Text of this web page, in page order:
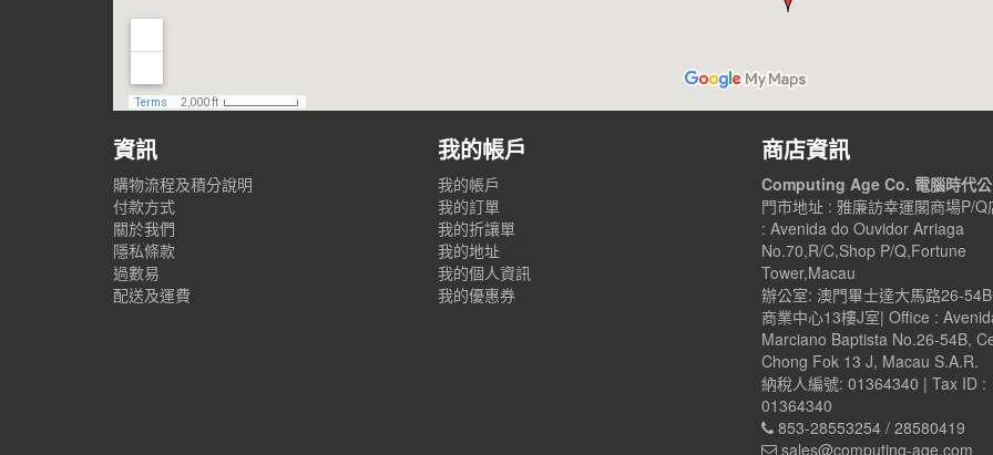
資訊
購物流程及積分說明
付款方式
關於我們
隱私條款
過數易
配送及運費
我的帳戶
我的帳戶
我的訂單
我的折讓單
我的地址
我的個人資訊
我的優惠券
商店資訊
Computing Age Co. 電腦時代
門市地址 : 雅廉訪幸運閣商場P/Q
: Avenida do Ouvidor Arriaga
No.70,R/C,Shop P/Q,Fortune
Tower,Macau
辦公室: 澳門畢士達大馬路26-
商業中心13樓J室| Office :
Marciano Baptista No.26-54B,
Chong Fok 13 J, Macau S.A.R.
納稅人編號: 01364340 | Tax ID :
01364340
853-28553254 / 28580419
sales@computing-age.com